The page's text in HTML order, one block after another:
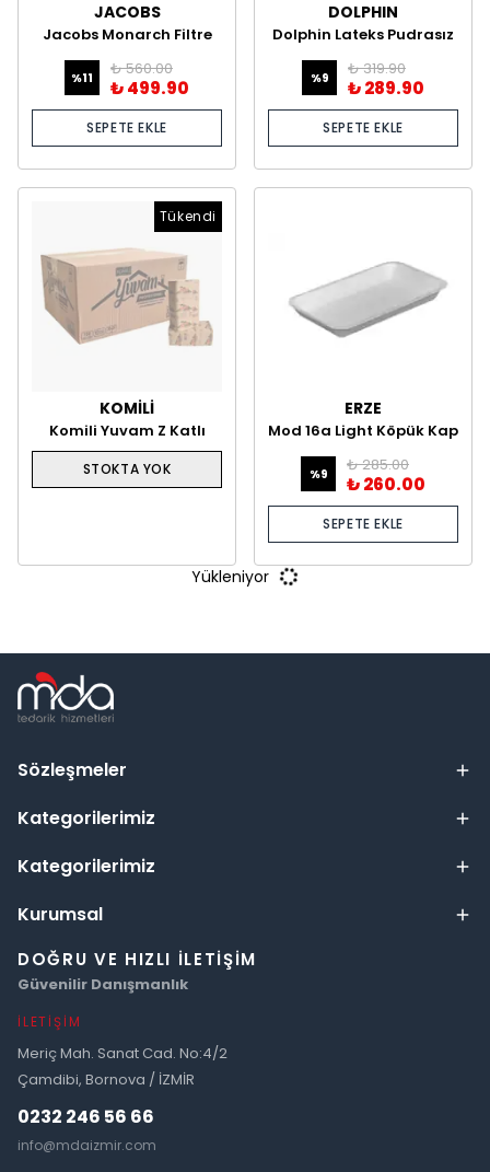
JACOBS
Jacobs Monarch Filtre
Kahve 500 Gram
%11 ₺ 560.00
₺ 499.90
SEPETE EKLE
DOLPHIN
Dolphin Lateks Pudrasız
Muayene Eldiveni –
100’lük Kutu
%9 ₺ 319.90
₺ 289.90
SEPETE EKLE
Tükendi
KOMİLİ
Komili Yuvam Z Katlı
Havlu 150 Yaprak 12'li
STOKTA YOK
ERZE
Mod 16a Light Köpük Kap
Tabak 150'li
%9 ₺ 285.00
₺ 260.00
SEPETE EKLE
Yükleniyor
Sözleşmeler
Kategorilerimiz
Kategorilerimiz
Kurumsal
DOĞRU VE HIZLI İLETIŞIM
Güvenilir Danışmanlık
İLETIŞIM
Meriç Mah. Sanat Cad. No:4/2
Çamdibi, Bornova / İZMİR
0232 246 56 66
info@mdaizmir.com